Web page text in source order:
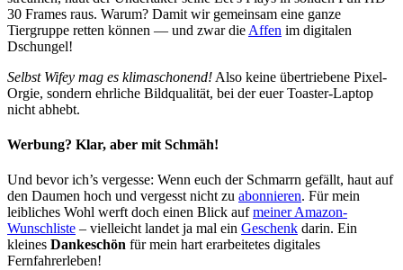
30 Frames raus. Warum? Damit wir gemeinsam eine ganze
Tiergruppe retten können — und zwar die Affen im digitalen
Dschungel!
Selbst Wifey mag es klimaschonend! Also keine übertriebene Pixel-
Orgie, sondern ehrliche Bildqualität, bei der euer Toaster-Laptop
nicht abhebt.
Werbung? Klar, aber mit Schmäh!
Und bevor ich’s vergesse: Wenn euch der Schmarrn gefällt, haut auf
den Daumen hoch und vergesst nicht zu abonnieren. Für mein
leibliches Wohl werft doch einen Blick aufmeiner Amazon-
Wunschliste – vielleicht landet ja mal ein Geschenk darin. Ein
kleines Dankeschön für mein hart erarbeitetes digitales
Fernfahrerleben!